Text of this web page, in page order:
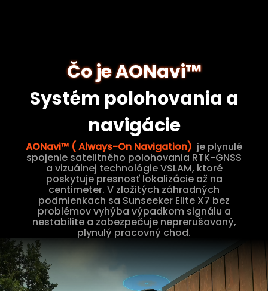
Čo je AONavi™
Systém polohovania a
navigácie
AONavi™ ( Always-On Navigation) je plynulé
spojenie satelitného polohovania RTK-GNSS
a vizuálnej technológie VSLAM, ktoré
poskytuje presnosť lokalizácie až na
centimeter. V zložitých záhradných
podmienkach sa Sunseeker Elite X7 bez
problémov vyhýba výpadkom signálu a
nestabilite a zabezpečuje neprerušovaný,
plynulý pracovný chod.